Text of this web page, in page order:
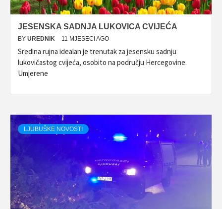
JESENSKA SADNJA LUKOVICA CVIJEĆA
BY UREDNIK 11 MJESECI AGO
Sredina rujna idealan je trenutak za jesensku sadnju
lukovičastog cvijeća, osobito na području Hercegovine.
Umjerene
LJUBUŠKE NOVOSTI